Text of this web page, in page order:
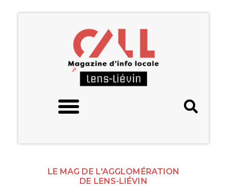
LE MAG DE L'AGGLOMÉRATION
DE LENS-LIÉVIN